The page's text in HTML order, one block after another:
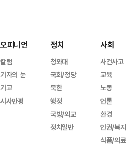
오피니언
칼럼
기자의 눈
기고
시사만평
정치
청와대
국회/정당
북한
행정
국방/외교
정치일반
사회
사건사고
교육
노동
언론
환경
인권/복지
식품/의료